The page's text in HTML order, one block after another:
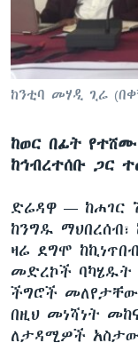
ቋንቋዎች
ከንቲባ መሃዲ ጊሬ
ከወር በፊት
ከኅብረተሰቡ ጋር
ድሬዳዋ — ከሐገር
ከንግዱ
ዛሬ ደግሞ
መድረኮች ባካሄዱት
ችግሮች
በዚህ መነሻነት
ለታዳሚዎች